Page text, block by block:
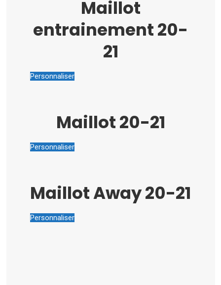
Maillot
entrainement 20-
21
Personnaliser
Maillot 20-21
Personnaliser
Maillot Away 20-21
Personnaliser